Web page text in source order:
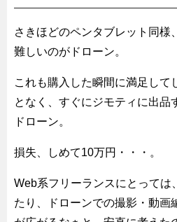
さきほどのペンタブレット同様
難しいのがドローン。
これも購入した瞬間に満足して
となく、すぐにジモティに出品
ドローン。
損失、しめて10万円・・・。
Web系フリーランスにとっては
たり、ドローンでの撮影・動画